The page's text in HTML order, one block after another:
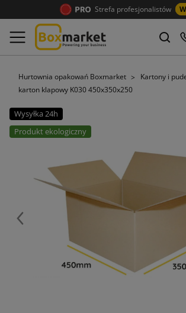
Strefa profesjonalistów
Hurtownia opakowań Boxmarket Kartony i
karton klapowy K030 450x350x250
Wysyłka 24h
Produkt ekologiczny
Poprzedni